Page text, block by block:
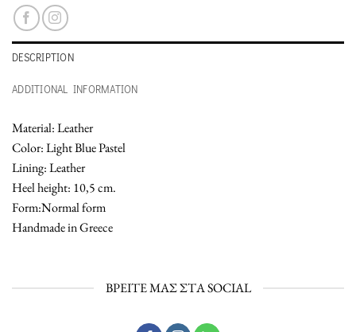
DESCRIPTION
ADDITIONAL INFORMATION
Material: Leather
Color: Light Blue Pastel
Lining: Leather
Heel height: 10,5 cm.
Form:Normal form
Handmade in Greece
ΒΡΕΙΤΕ ΜΑΣ ΣΤΑ SOCIAL